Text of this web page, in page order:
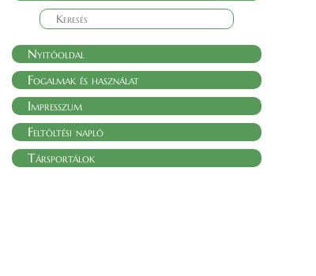
Nyitóoldal
Fogalmak és használat
Impresszum
Feltöltési napló
Társportálok